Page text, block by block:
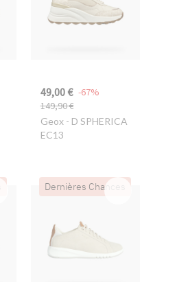
49,00 €
149,90 €
-67%
Geox- D SPHERICA
EC13
Dernières Chances